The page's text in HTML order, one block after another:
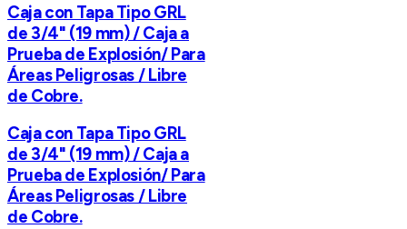
Caja con Tapa Tipo GRL
de 3/4" (19 mm) / Caja a
Prueba de Explosión/ Para
Áreas Peligrosas / Libre
de Cobre.
Caja con Tapa Tipo GRL
de 3/4" (19 mm) / Caja a
Prueba de Explosión/ Para
Áreas Peligrosas / Libre
de Cobre.